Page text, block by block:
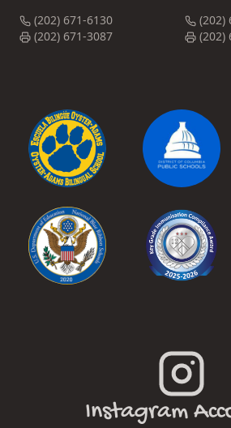
(202) 671-6130
(202) 671-3087
(202)
(202)
Instagram